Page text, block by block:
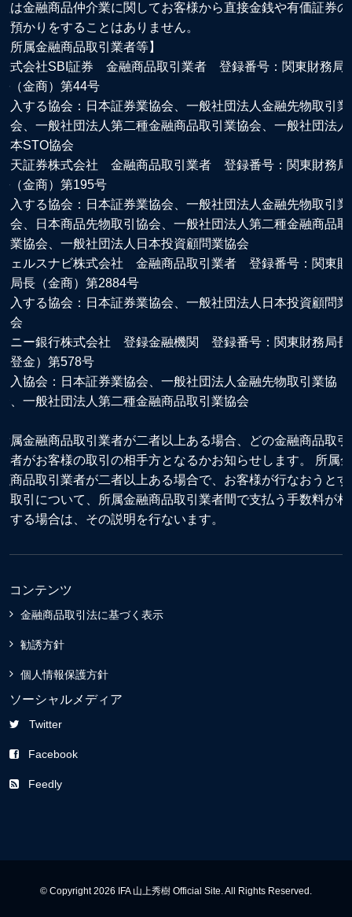
は金融商品仲介業に関してお客様から直接金銭や有価証券の
預かりをすることはありません。
所属金融商品取引業者等】
式会社SBI証券 金融商品取引業者 登録番号：関東財務局
（金商）第44号
入する協会：日本証券業協会、一般社団法人金融先物取引業
会、一般社団法人第二種金融商品取引業協会、一般社団法人
本STO協会
天証券株式会社 金融商品取引業者 登録番号：関東財務局
（金商）第195号
入する協会：日本証券業協会、一般社団法人金融先物取引業
会、日本商品先物取引協会、一般社団法人第二種金融商品取
業協会、一般社団法人日本投資顧問業協会
ェルスナビ株式会社 金融商品取引業者 登録番号：関東財
局長（金商）第2884号
入する協会：日本証券業協会、一般社団法人日本投資顧問業
会
ニー銀行株式会社 登録金融機関 登録番号：関東財務局長
登金）第578号
入協会：日本証券業協会、一般社団法人金融先物取引業協
、一般社団法人第二種金融商品取引業協会
属金融商品取引業者が二者以上ある場合、どの金融商品取引
者がお客様の取引の相手方となるかお知らせします。 所属金
商品取引業者が二者以上ある場合で、お客様が行なおうとす
取引について、所属金融商品取引業者間で支払う手数料が相
する場合は、その説明を行ないます。
コンテンツ
金融商品取引法に基づく表示
勧誘方針
個人情報保護方針
ソーシャルメディア
Twitter
Facebook
Feedly
© Copyright 2026 IFA 山上秀樹 Official Site. All Rights Reserved.